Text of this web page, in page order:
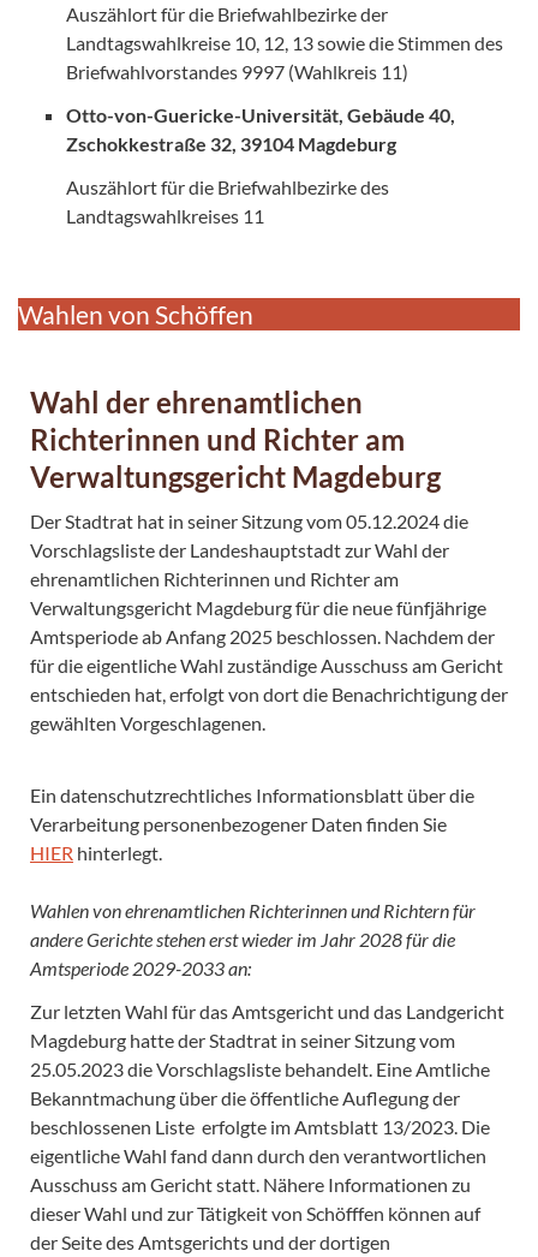
Auszählort für die Briefwahlbezirke der
Landtagswahlkreise 10, 12, 13 sowie die Stimmen des
Briefwahlvorstandes 9997 (Wahlkreis 11)
Otto-von-Guericke-Universität, Gebäude 40,
Zschokkestraße 32, 39104 Magdeburg
Auszählort für die Briefwahlbezirke des
Landtagswahlkreises 11
Wahlen von Schöffen
Wahl der ehrenamtlichen
Richterinnen und Richter am
Verwaltungsgericht Magdeburg
Der Stadtrat hat in seiner Sitzung vom 05.12.2024 die
Vorschlagsliste der Landeshauptstadt zur Wahl der
ehrenamtlichen Richterinnen und Richter am
Verwaltungsgericht Magdeburg für die neue fünfjährige
Amtsperiode ab Anfang 2025 beschlossen. Nachdem der
für die eigentliche Wahl zuständige Ausschuss am Gericht
entschieden hat, erfolgt von dort die Benachrichtigung der
gewählten Vorgeschlagenen.
Ein datenschutzrechtliches Informationsblatt über die
Verarbeitung personenbezogener Daten finden Sie
HIER hinterlegt.
Wahlen von ehrenamtlichen Richterinnen und Richtern für
andere Gerichte stehen erst wieder im Jahr 2028 für die
Amtsperiode 2029-2033 an:
Zur letzten Wahl für das Amtsgericht und das Landgericht
Magdeburg hatte der Stadtrat in seiner Sitzung vom
25.05.2023 die Vorschlagsliste behandelt. Eine Amtliche
Bekanntmachung über die öffentliche Auflegung der
beschlossenen Liste erfolgte im Amtsblatt 13/2023. Die
eigentliche Wahl fand dann durch den verantwortlichen
Ausschuss am Gericht statt. Nähere Informationen zu
dieser Wahl und zur Tätigkeit von Schöfffen können auf
der Seite des Amtsgerichts und der dortigen